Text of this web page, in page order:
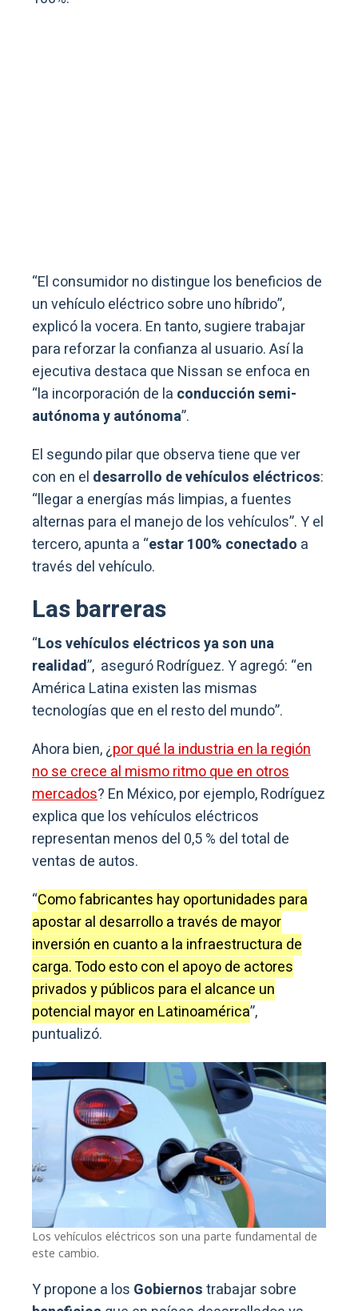
“El consumidor no distingue los beneficios de
un vehículo eléctrico sobre uno híbrido”,
explicó la vocera. En tanto, sugiere trabajar
para reforzar la confianza al usuario. Así la
ejecutiva destaca que Nissan se enfoca en
“la incorporación de la conducción semi-
autónoma y autónoma”.
El segundo pilar que observa tiene que ver
con en el desarrollo de vehículos eléctricos:
“llegar a energías más limpias, a fuentes
alternas para el manejo de los vehículos”. Y el
tercero, apunta a “estar 100% conectado a
través del vehículo.
Las barreras
“Los vehículos eléctricos ya son una
realidad”, aseguró Rodríguez. Y agregó: “en
América Latina existen las mismas
tecnologías que en el resto del mundo”.
Ahora bien, ¿por qué la industria en la región
no se crece al mismo ritmo que en otros
mercados? En México, por ejemplo, Rodríguez
explica que los vehículos eléctricos
representan menos del 0,5 % del total de
ventas de autos.
“Como fabricantes hay oportunidades para
apostar al desarrollo a través de mayor
inversión en cuanto a la infraestructura de
carga. Todo esto con el apoyo de actores
privados y públicos para el alcance un
potencial mayor en Latinoamérica”,
puntualizó.
Los vehículos eléctricos son una parte fundamental de
este cambio.
Y propone a los Gobiernostrabajar sobre